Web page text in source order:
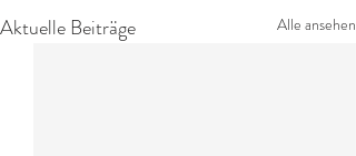
Aktuelle Beiträge Alle ansehen